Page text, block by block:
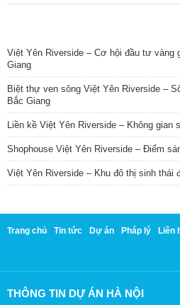
Việt Yên Riverside – Cơ hội đầu tư vàng
Giang
Biệt thự ven sông Việt Yên Riverside –
Bắc Giang
Liền kề Việt Yên Riverside – Không gian
Shophouse Việt Yên Riverside – Điểm
Việt Yên Riverside – Khu đô thị sinh thái
Trang chủ Tin tức Dự án Pháp lý Liên
THÔNG TIN DỰ ÁN HÀ NỘI